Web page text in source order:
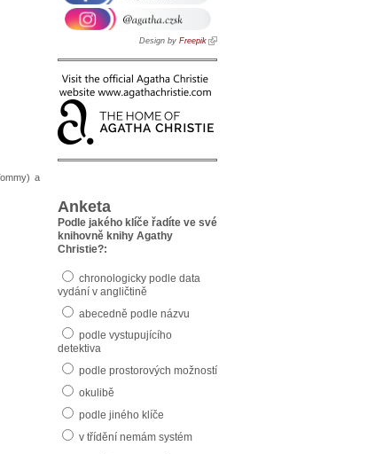
a
Design by Freepik
Anketa
Podle jakého klíče řadíte ve své
knihovně knihy Agathy
Christie?:
chronologicky podle data
vydání v angličtině
abecedně podle názvu
podle vystupujícího
detektiva
podle prostorových možností
okulibě
podle jiného klíče
v třídění nemám systém